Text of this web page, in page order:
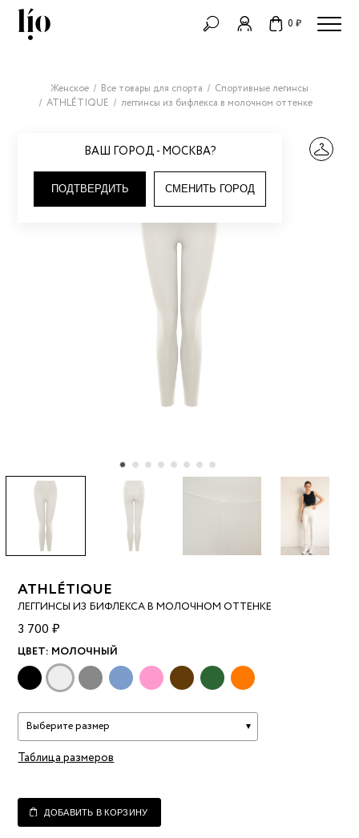
0 ₽
ВАШ ГОРОД - МОСКВА?
ПОДТВЕРДИТЬ СМЕНИТЬ ГОРОД
Женское Все товары для спорта
Спортивные легинсы
ATHLÉTIQUE
леггинсы из бифлекса в молочном оттенке
ATHLÉTIQUE
ЛЕГГИНСЫ ИЗ БИФЛЕКСА В МОЛОЧНОМ ОТТЕНКЕ
3 700 ₽
ЦВЕТ: МОЛОЧНЫЙ
Выберите размер
Таблица размеров
ДОБАВИТЬ В КОРЗИНУ